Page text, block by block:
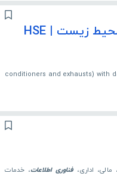
کارشناس بهداشت، ایمنی و محیط‌ زیست | HSE
conditioners and exhausts) with
اداری،فناوری اطلاعات، خدمات